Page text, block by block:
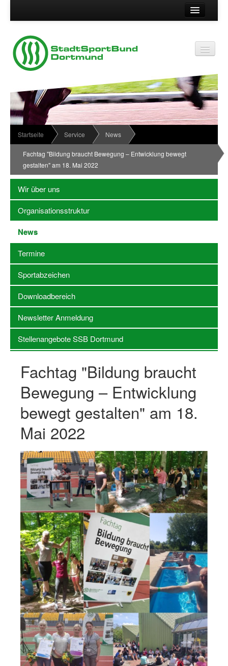
Suche
Vereinsservice
Vereinskennziffer
Passwort
Kontakt
Impressum
Datenschutz
Wir über uns
Organisationsstruktur
News
Termine
Sportabzeichen
Downloadbereich
Newsletter Anmeldung
Stellenangebote SSB Dortmund
Vereine
Vereinssuche
Übungsleiterbörse
Sportanlagen in Dortmund
Olympiabewerbung
Kinderschutz im Sport
Fördermöglichkeiten
Vereinsberatung
Wege zur Kooperation
Villa Froschloch
Log-in "Vereine"
Qualifizierung
SSB Qualifizierungen
Übersicht Qualifizierungswege
Qualifizierung im Vereinsmanagement
Fachtag Bildung braucht Bewegung
Erste-Hilfe-Ausbildung
Anmeldeformular / Anmeldebedingungen
Bezuschussung Qualifizierung für Dortmunder
Projekte
Startseite Service News
Fachtag "Bildung braucht Bewegung – Entwicklung bewegt
gestalten" am 18. Mai 2022
Wir über uns
Organisationsstruktur
News
Termine
Sportabzeichen
Downloadbereich
Newsletter Anmeldung
Stellenangebote SSB Dortmund
Fachtag "Bildung braucht
Bewegung – Entwicklung
bewegt gestalten" am 18.
Mai 2022